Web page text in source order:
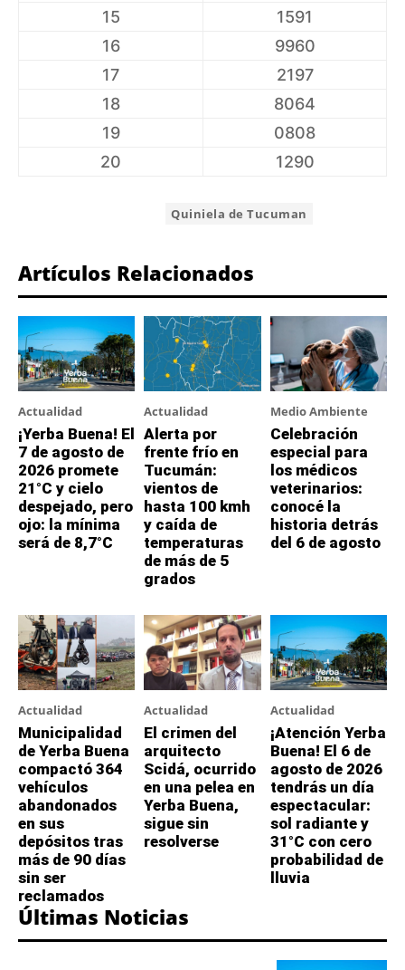
15
1591
16
9960
17
2197
18
8064
19
0808
20
1290
Quiniela de Tucuman
Artículos Relacionados
Actualidad
¡Yerba Buena! El
7 de agosto de
2026 promete
21°C y cielo
despejado, pero
ojo: la mínima
será de 8,7°C
Actualidad
Alerta por
frente frío en
Tucumán:
vientos de
hasta 100 kmh
y caída de
temperaturas
de más de 5
grados
Medio Ambiente
Celebración
especial para
los médicos
veterinarios:
conocé la
historia detrás
del 6 de agosto
Actualidad
Municipalidad
de Yerba Buena
compactó 364
vehículos
abandonados
en sus
depósitos tras
más de 90 días
sin ser
reclamados
Actualidad
El crimen del
arquitecto
Scidá, ocurrido
en una pelea en
Yerba Buena,
sigue sin
resolverse
Actualidad
¡Atención Yerba
Buena! El 6 de
agosto de 2026
tendrás un día
espectacular:
sol radiante y
31°C con cero
probabilidad de
lluvia
Últimas Noticias